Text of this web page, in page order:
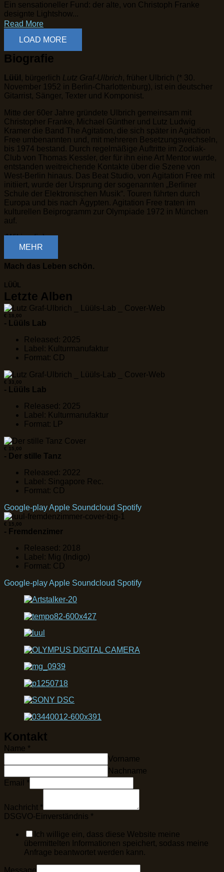
Ein sensationeller Fund: der alte, von Christoph Franke
designte Lightshow...
Read More
LOAD MORE
Biografie
Lüül , bürgerlich Lutz Graf-Ulbrich, früher Ulbrich (* 30.
November 1952 in Berlin-Charlottenburg), ist ein deutscher
Gitarrist, Sänger, Texter und Komponist.
Mitte der 60er Jahre gründete Ulbrich gemeinsam mit
Christopher Franke, Michael Günther und Lutz Ludwig
Kramer die Band The Agitation, die sich später in Agitation
Free umbenannten und, mit mehreren Besetzungswechseln,
bis 1974 bestand. Durch regelmäßige Auftritte im Zodiak-
Club von Thomas Kessler, der für ihn eine Art Mentor wurde,
entstanden weitreichende Kontakte über die Szene von
West-Berlin hinaus. Das Beat Studio, von Agitation Free mit
initiiert, wurde der Ursprung der sogenannten „Berliner
Schule der Elektronischen Musik“. Touren führten durch
Europa und bis nach Ägypten. Agitation Free traten im
kulturellen Beiprogramm zur Olympiade 1972 in München
auf.
(Wikipedia)
MEHR
Mach das Leben schön.
LÜÜL
Letzte Alben
€ 18,00
- Lüüls Lab
Released: 2025
Label: Kulturmanufaktur
Format: CD
€ 33,00
- Lüüls Lab
Released: 2025
Label: Kulturmanufaktur
Format: LP
€ 15,00
- Der stille Tanz
Released: 2022
Label: Singapore Rec.
Format: CD
Google-playApple Soundcloud Spotify
€ 15,00
- Fremdenzimer
Released: 2018
Label: Mig (Indigo)
Format: CD
Google-playApple Soundcloud Spotify
Kontakt
Name *
Vorname
Nachname
Email *
Nachricht *
DSGVO-Einverständnis *
Ich willige ein, dass diese Website meine
übermittelten Informationen speichert, sodass meine
Anfrage beantwortet werden kann.